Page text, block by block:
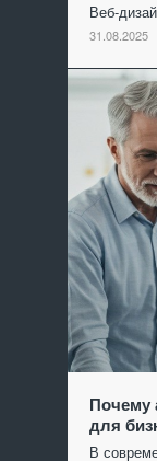
Веб-
31.08.2025
Почему
для
В